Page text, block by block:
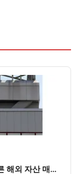
해외 자산 매각